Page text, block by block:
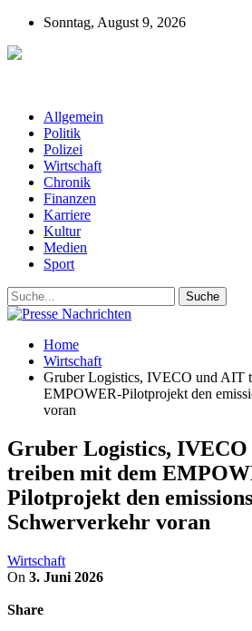
Sonntag, August 9, 2026
Allgemein
Politik
Polizei
Wirtschaft
Chronik
Finanzen
Karriere
Kultur
Medien
Sport
Home
Wirtschaft
Gruber Logistics, IVECO und AIT
EMPOWER-Pilotprojekt den
voran
Gruber Logistics,
treiben mit dem
Pilotprojekt den
Schwerverkehr voran
Wirtschaft
On 3. Juni 2026
Share